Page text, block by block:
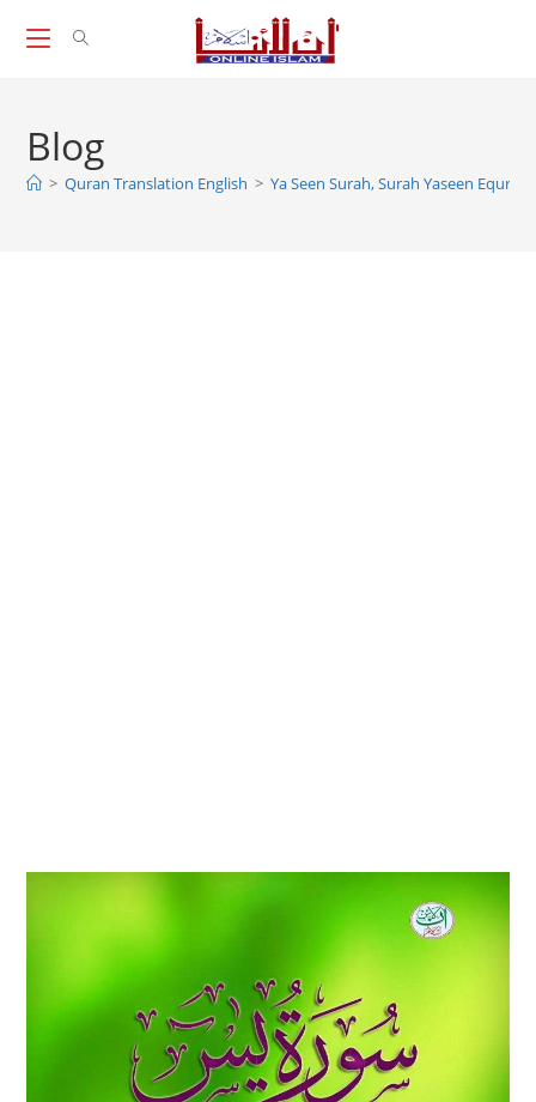
Blog
> Quran Translation English > Ya Seen Surah, Surah Yaseen